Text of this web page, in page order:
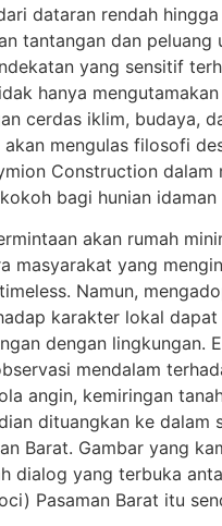
dataran rendah
tantangan dan
yang sensitif
hanya
cerdas iklim, budaya,
mengulas filosofi
Construction
bagi hunian
akan rumah
masyarakat yang
Namun,
karakter lokal
dengan lingkungan.
mendalam
angin, kemiringan
dituangkan ke
Barat. Gambar yang
dialog yang terbuka
Pasaman Barat itu